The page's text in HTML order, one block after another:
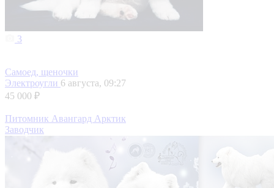
3
Самоед, щеночки
Электроугли 6 августа, 09:27
45 000 ₽
Питомник Авангард Арктик
Заводчик